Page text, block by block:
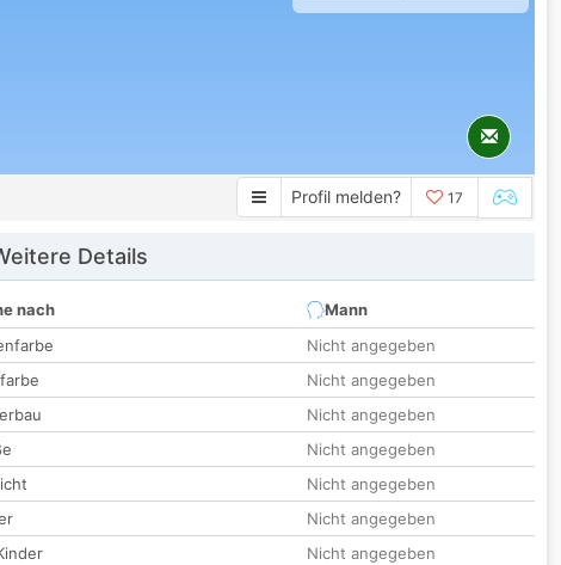
Profil melden? 17
Details
nach
Mann
Nicht angegeben
Nicht angegeben
Nicht angegeben
Nicht angegeben
Nicht angegeben
Nicht angegeben
Nicht angegeben